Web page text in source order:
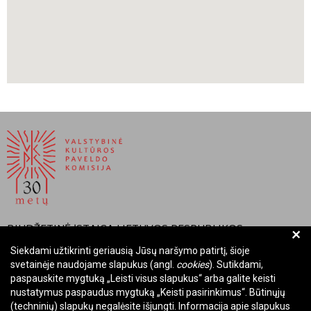
BIUDŽETINĖ ĮSTAIGA LIETUVOS RESPUBLIKOS
VALSTYBINĖ KULTŪROS PAVELDO KOMISIJA
Įmonės kodas: Juridinių asmenų registre 288700520
Adresas: Rūdninkų g. 13, 01135 Vilnius
Telefonas: +370 699 13972
+
Siekdami užtikrinti geriausią Jūsų naršymo patirtį, šioje
svetainėje naudojame slapukus (angl. cookies). Sutikdami,
paspauskite mygtuką „Leisti visus slapukus“ arba galite keisti
nustatymus paspaudus mygtuką „Keisti pasirinkimus“. Būtinųjų
(techninių) slapukų negalėsite išjungti. Informacija apie slapukus